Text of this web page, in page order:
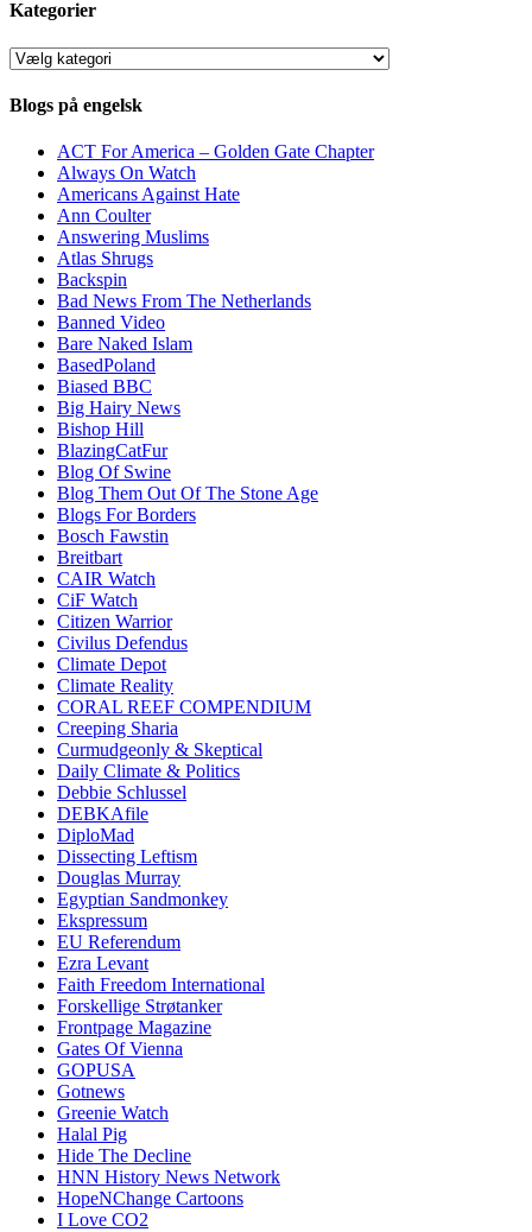
Kategorier
Kategorier
Blogs på engelsk
ACT For America – Golden Gate Chapter
Always On Watch
Americans Against Hate
Ann Coulter
Answering Muslims
Atlas Shrugs
Backspin
Bad News From The Netherlands
Banned Video
Bare Naked Islam
BasedPoland
Biased BBC
Big Hairy News
Bishop Hill
BlazingCatFur
Blog Of Swine
Blog Them Out Of The Stone Age
Blogs For Borders
Bosch Fawstin
Breitbart
CAIR Watch
CiF Watch
Citizen Warrior
Civilus Defendus
Climate Depot
Climate Reality
CORAL REEF COMPENDIUM
Creeping Sharia
Curmudgeonly & Skeptical
Daily Climate & Politics
Debbie Schlussel
DEBKAfile
DiploMad
Dissecting Leftism
Douglas Murray
Egyptian Sandmonkey
Ekspressum
EU Referendum
Ezra Levant
Faith Freedom International
Forskellige Strøtanker
Frontpage Magazine
Gates Of Vienna
GOPUSA
Gotnews
Greenie Watch
Halal Pig
Hide The Decline
HNN History News Network
HopeNChange Cartoons
I Love CO2